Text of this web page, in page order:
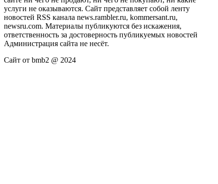
услуги не оказываются. Сайт представляет собой ленту
новостей RSS канала news.rambler.ru, kommersant.ru,
newsru.com. Материалы публикуются без искажения,
ответственность за достоверность публикуемых новостей
Администрация сайта не несёт.
Сайт от bmb2 @ 2024